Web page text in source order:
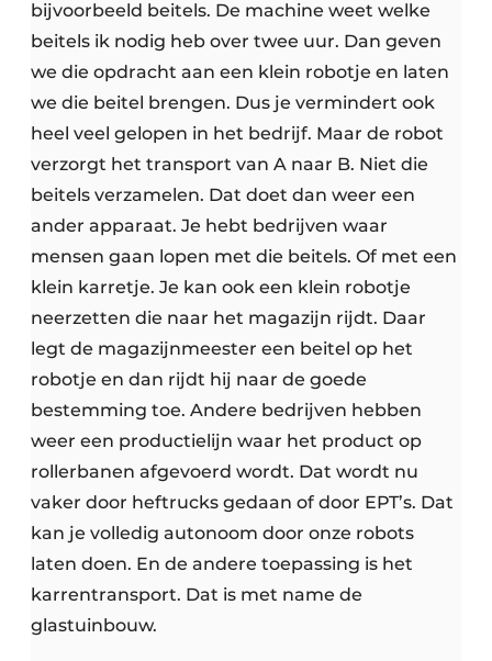
bijvoorbeeld beitels. De machine weet welke
beitels ik nodig heb over twee uur. Dan geven
we die opdracht aan een klein robotje en laten
we die beitel brengen. Dus je vermindert ook
heel veel gelopen in het bedrijf. Maar de robot
verzorgt het transport van A naar B. Niet die
beitels verzamelen. Dat doet dan weer een
ander apparaat. Je hebt bedrijven waar
mensen gaan lopen met die beitels. Of met een
klein karretje. Je kan ook een klein robotje
neerzetten die naar het magazijn rijdt. Daar
legt de magazijnmeester een beitel op het
robotje en dan rijdt hij naar de goede
bestemming toe. Andere bedrijven hebben
weer een productielijn waar het product op
rollerbanen afgevoerd wordt. Dat wordt nu
vaker door heftrucks gedaan of door EPT’s. Dat
kan je volledig autonoom door onze robots
laten doen. En de andere toepassing is het
karrentransport. Dat is met name de
glastuinbouw.